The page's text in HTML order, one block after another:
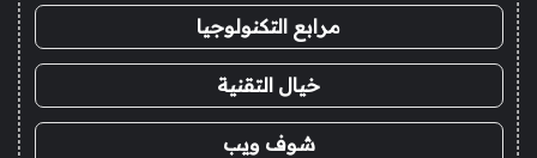
مرابع التكنولوجيا
خيال التقنية
شوف ويب